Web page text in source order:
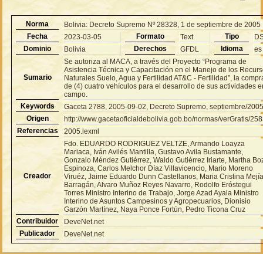
Norma
Bolivia: Decreto Supremo Nº 28328, 1 de septiembre de 2005
Fecha
2023-03-05 Formato Text Tipo
Dominio
Bolivia Derechos GFDL Idioma es
Sumario
Se autoriza al MACA, a través del Proyecto “Programa de
Asistencia Técnica y Capacitación en el Manejo de los
Naturales Suelo, Agua y Fertilidad AT&C - Fertilidad”, la
de (4) cuatro vehículos para el desarrollo de sus actividades
campo.
Keywords
Gaceta 2788, 2005-09-02, Decreto Supremo, septiembre/
Origen
http://www.gacetaoficialdebolivia.gob.bo/normas/verGratis/
Referencias
2005.lexml
Creador
Fdo. EDUARDO RODRIGUEZ VELTZE, Armando Loayza
Mariaca, Iván Avilés Mantilla, Gustavo Avila Bustamante,
Gonzalo Méndez Gutiérrez, Waldo Gutiérrez Iriarte, Martha
Espinoza, Carlos Melchor Díaz Villavicencio, Mario Moreno
Viruéz, Jaime Eduardo Dunn Castellanos, Maria Cristina
Barragán, Alvaro Muñoz Reyes Navarro, Rodolfo Eróstegui
Torres Ministro Interino de Trabajo, Jorge Azad Ayala Ministro
Interino de Asuntos Campesinos y Agropecuarios, Dionisio
Garzón Martínez, Naya Ponce Fortún, Pedro Ticona Cruz
Contribuidor
DeveNet.net
Publicador
DeveNet.net